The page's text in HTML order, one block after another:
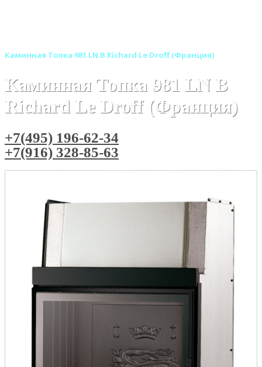
Каминная Топка 981 LN B Richard Le Droff (Франция)
Каминная Топка 981 LN B
Richard Le Droff (Франция)
+7(495) 196-62-34
+7(916) 328-85-63